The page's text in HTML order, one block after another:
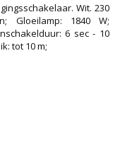
Wit. 230
Gloeilamp: 1840 W;
6 sec - 10
tot 10 m;